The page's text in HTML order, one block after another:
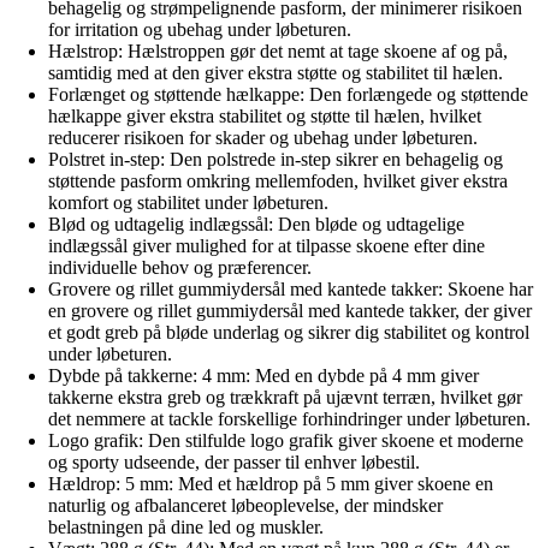
behagelig og strømpelignende pasform, der minimerer risikoen
for irritation og ubehag under løbeturen.
Hælstrop: Hælstroppen gør det nemt at tage skoene af og på,
samtidig med at den giver ekstra støtte og stabilitet til hælen.
Forlænget og støttende hælkappe: Den forlængede og støttende
hælkappe giver ekstra stabilitet og støtte til hælen, hvilket
reducerer risikoen for skader og ubehag under løbeturen.
Polstret in-step: Den polstrede in-step sikrer en behagelig og
støttende pasform omkring mellemfoden, hvilket giver ekstra
komfort og stabilitet under løbeturen.
Blød og udtagelig indlægssål: Den bløde og udtagelige
indlægssål giver mulighed for at tilpasse skoene efter dine
individuelle behov og præferencer.
Grovere og rillet gummiydersål med kantede takker: Skoene har
en grovere og rillet gummiydersål med kantede takker, der giver
et godt greb på bløde underlag og sikrer dig stabilitet og kontrol
under løbeturen.
Dybde på takkerne: 4 mm: Med en dybde på 4 mm giver
takkerne ekstra greb og trækkraft på ujævnt terræn, hvilket gør
det nemmere at tackle forskellige forhindringer under løbeturen.
Logo grafik: Den stilfulde logo grafik giver skoene et moderne
og sporty udseende, der passer til enhver løbestil.
Hældrop: 5 mm: Med et hældrop på 5 mm giver skoene en
naturlig og afbalanceret løbeoplevelse, der mindsker
belastningen på dine led og muskler.